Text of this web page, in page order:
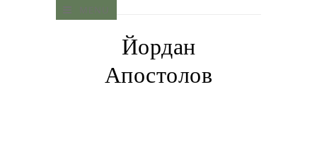
Йордан
Апостолов